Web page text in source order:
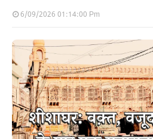
6/09/2026 01:14:00 Pm